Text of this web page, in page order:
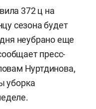
372 ц на
сезона будет
неубрано еще
пресс-
Нуртдинова,
уборка